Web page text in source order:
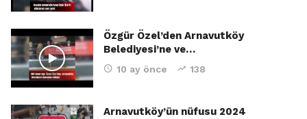
Özgür Özel’den Arnavutköy
Belediyesi’ne ve…
10 ay önce 138
Arnavutköy’ün nüfusu 2024